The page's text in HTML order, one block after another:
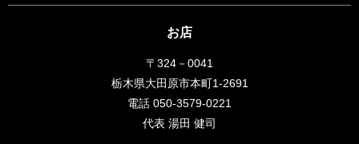
お店
〒324－0041
栃木県大田原市本町1-2691
電話 050-3579-0221
代表 湯田 健司